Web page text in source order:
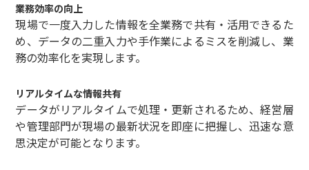
業務効率の向上
現場で一度入力した情報を全業務で共有・活用できるた
め、データの二重入力や手作業によるミスを削減し、業
務の効率化を実現します。
リアルタイムな情報共有
データがリアルタイムで処理・更新されるため、経営層
や管理部門が現場の最新状況を即座に把握し、迅速な意
思決定が可能となります。